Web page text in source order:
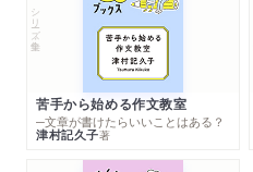
シリーズ・全集
苦手から始める作文教室
─文章が書けたらいいことはある？
津村記久子著